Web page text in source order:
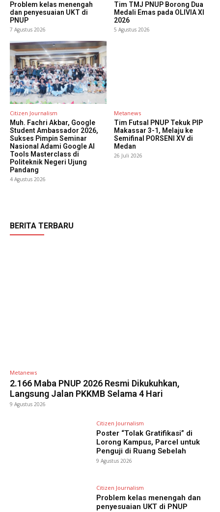
Problem kelas menengah
dan penyesuaian UKT di
PNUP
7 Agustus 2026
Tim TMJ PNUP Borong Dua
Medali Emas pada OLIVIA XI
2026
5 Agustus 2026
Citizen Journalism
Muh. Fachri Akbar, Google
Student Ambassador 2026,
Sukses Pimpin Seminar
Nasional Adami Google AI
Tools Masterclass di
Politeknik Negeri Ujung
Pandang
4 Agustus 2026
Metanews
Tim Futsal PNUP Tekuk PIP
Makassar 3-1, Melaju ke
Semifinal PORSENI XV di
Medan
26 Juli 2026
BERITA TERBARU
Metanews
2.166 Maba PNUP 2026 Resmi Dikukuhkan,
Langsung Jalan PKKMB Selama 4 Hari
9 Agustus 2026
Citizen Journalism
Poster “Tolak Gratifikasi” di
Lorong Kampus, Parcel untuk
Penguji di Ruang Sebelah
9 Agustus 2026
Citizen Journalism
Problem kelas menengah dan
penyesuaian UKT di PNUP